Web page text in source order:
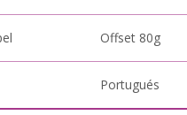
Offset 80g
Portugués